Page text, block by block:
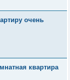
очень
квартира